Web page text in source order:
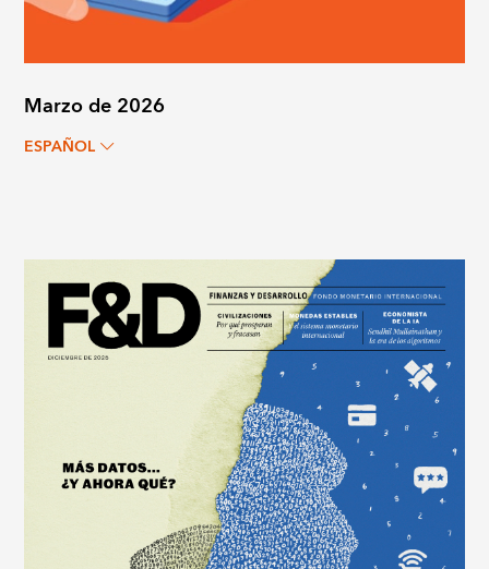
Marzo de 2026
ESPAÑOL